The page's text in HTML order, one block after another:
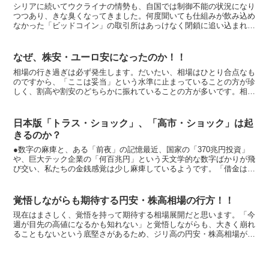
シリアに続いてウクライナの情勢も、自国では制御不能の状況になり
つつあり、きな臭くなってきました。何度聞いても仕組みが飲み込め
なかった「ビッドコイン」の取引所はあっけなく閉鎖に追い込まれ
なぜ、株安・ユーロ安になったのか！！
相場の行き過ぎは必ず発生します。だいたい、相場はひとり合点なも
のですから、「ここは妥当」という水準に止まっていることの方が珍
しく、割高や割安のどちらかに振れていることの方が多いです。相場
日本版「トラス・ショック」、「高市・ショック」は起
きるのか？
●数字の麻痺と、ある「前夜」の記憶最近、国家の「370兆円投資」
や、巨大テック企業の「何百兆円」という天文学的な数字ばかりが飛
び交い、私たちの金銭感覚は少し麻痺しているようです。「借金はい
覚悟しながらも期待する円安・株高相場の行方！！
現在はまさしく、覚悟を持って期待する相場展開だと思います。「今
週が目先の高値になるかも知れない」と覚悟しながらも、大きく崩れ
ることもないという底堅さがあるため、ジリ高の円安・株高相場が結